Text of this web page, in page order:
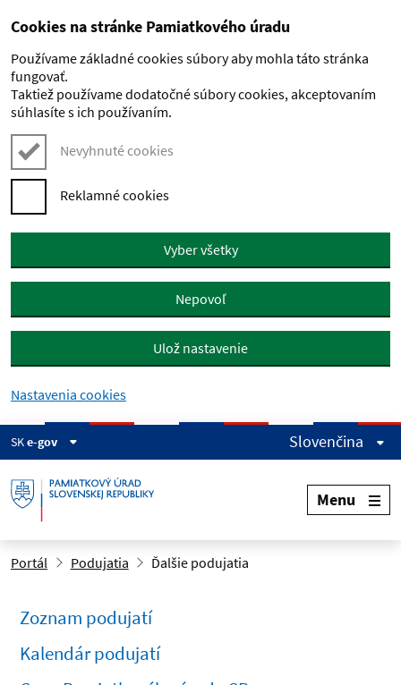
Preskočiť na hlavný obsah
Cookies na stránke Pamiatkového úradu
Používame základné cookies súbory aby mohla táto stránka
fungovať.
Taktiež používame dodatočné súbory cookies, akceptovaním
súhlasíte s ich používaním.
Nevyhnuté cookies
Reklamné cookies
Vyber všetky
Nepovoľ
Ulož nastavenie
Nastavenia cookies
SKe-gov Slovenčina
Menu
Portál Podujatia Ďalšie podujatia
Zoznam podujatí
Kalendár podujatí